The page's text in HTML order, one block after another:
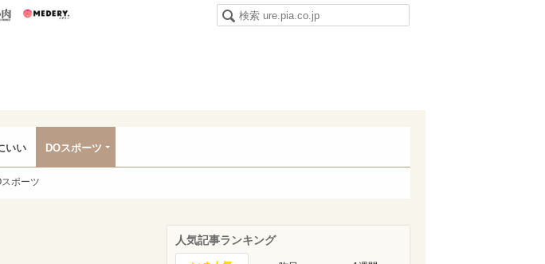
うまい肉
いい DOスポーツ
スポーツ
人気記事ランキング